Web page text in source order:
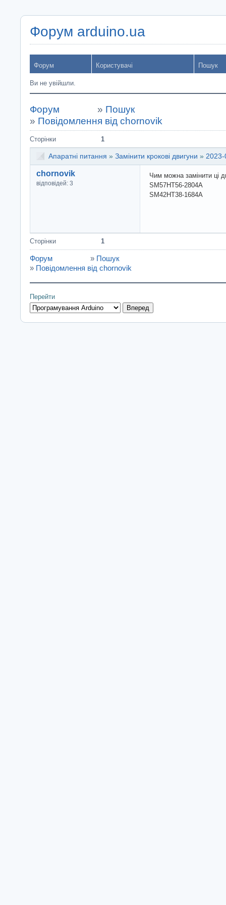
Форум arduino.ua
Форум Користувачі Пошук
Ви не увійшли.
Форум » Пошук
» Повідомлення від chornovik
Сторінки 1
Апаратні питання » Замінити крокові двигуни »
chornovik
відповідей: 3
Чим можна замінити ці
SM57HT56-2804A
SM42HT38-1684A
Сторінки 1
Форум » Пошук
» Повідомлення від chornovik
Перейти